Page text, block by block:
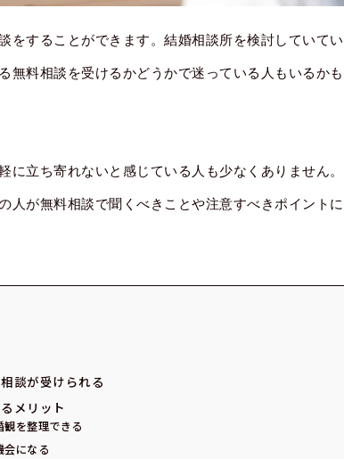
をすることができます。結婚相談所を検討していてい
無料相談を受けるかどうかで迷っている人もいるかも
に立ち寄れないと感じている人も少なくありません。
人が無料相談で聞くべきことや注意すべきポイントに
談が受けられる
メリット
を整理できる
になる